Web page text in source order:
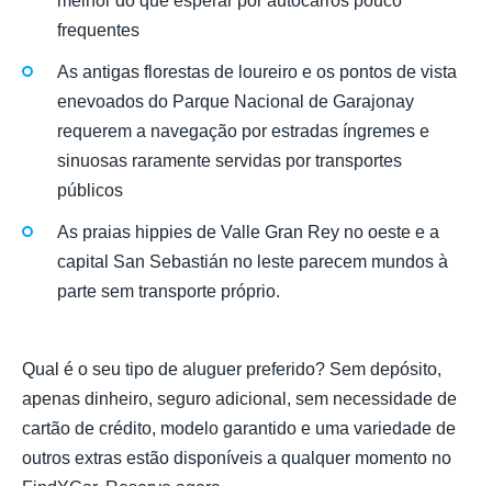
frequentes
As antigas florestas de loureiro e os pontos de vista
enevoados do Parque Nacional de Garajonay
requerem a navegação por estradas íngremes e
sinuosas raramente servidas por transportes
públicos
As praias hippies de Valle Gran Rey no oeste e a
capital San Sebastián no leste parecem mundos à
parte sem transporte próprio.
Qual é o seu tipo de aluguer preferido? Sem depósito,
apenas dinheiro, seguro adicional, sem necessidade de
cartão de crédito, modelo garantido e uma variedade de
outros extras estão disponíveis a qualquer momento no